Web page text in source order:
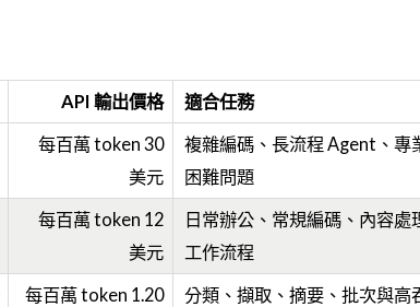
API 輸出價格 適合任務
每百萬 token 30
美元
複雜編碼、長流程 Agent、專
困難問題
每百萬 token 12
美元
日常辦公、常規編碼、內容處
工作流程
每百萬 token 1.20
分類、擷取、摘要、批次與高